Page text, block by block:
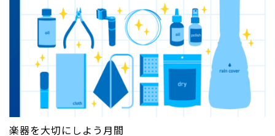
楽器を大切にしよう月間